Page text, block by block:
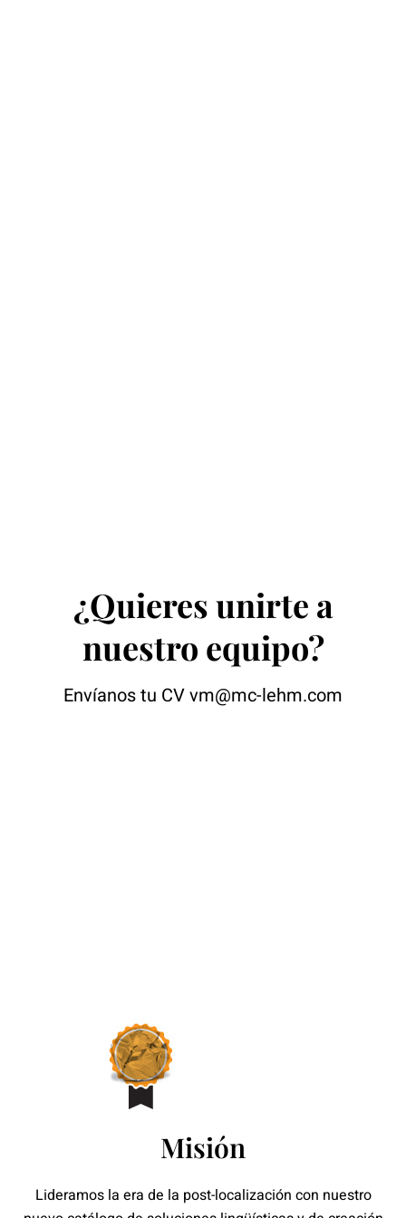
¿Quieres unirte a
nuestro equipo?
Envíanos tu CVvm@mc-lehm.com
Misión
Lideramos la era de la post-localización con nuestro